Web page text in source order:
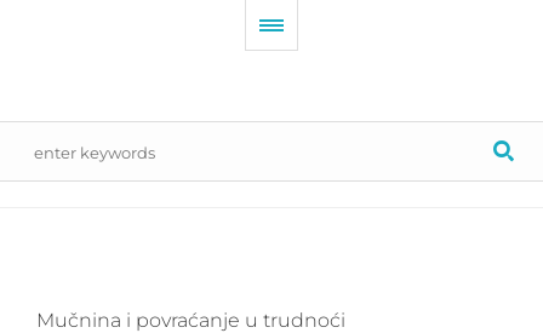
Mučnina i povraćanje u trudnoći